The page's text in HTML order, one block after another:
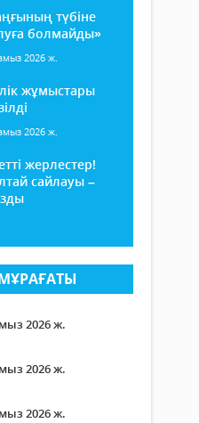
түбіне
болмайды»
2026 ж.
жұмыстары
2026 ж.
жерлестер!
сайлауы –
2026 ж.
2026 ж.
2026 ж.